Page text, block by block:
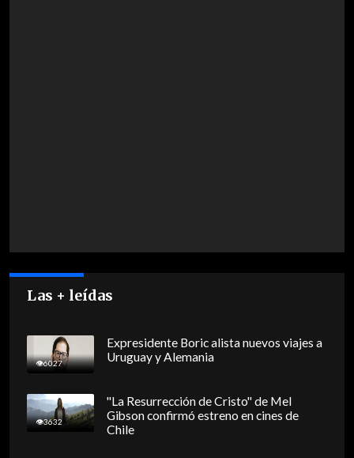
Las + leídas
6027
Expresidente Boric alista nuevos viajes a
Uruguay y Alemania
3632
"La Resurrección de Cristo" de Mel
Gibson confirmó estreno en cines de
Chile